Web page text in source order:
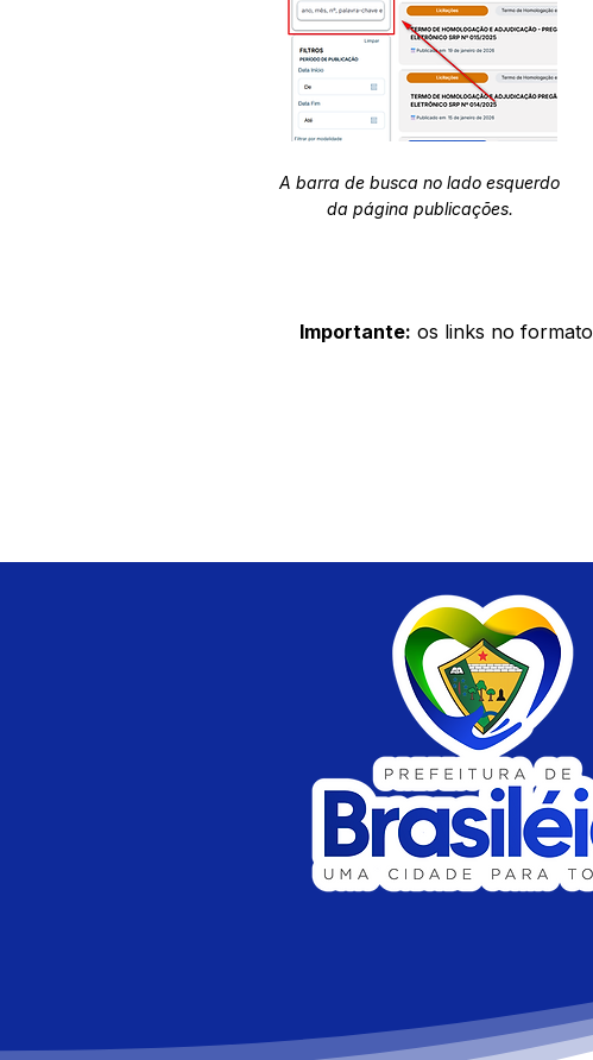
A barra de busca no lado esquerdo
da página publicações.
Importante: os links no formato